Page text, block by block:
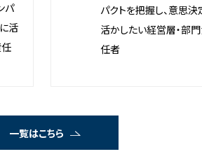
パ
活
パクトを把握し、意思決
活かしたい経営層・部
任者
一覧はこちら